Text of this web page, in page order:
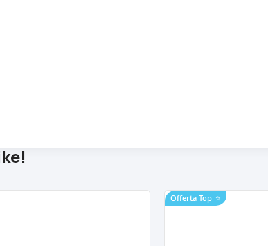
Offerta Top ⭐